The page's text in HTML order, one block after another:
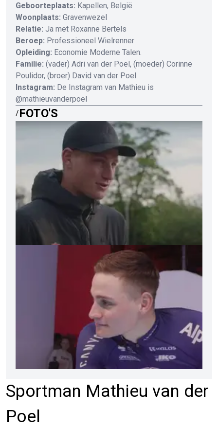
Sportman Mathieu van der
Poel
Geboorteplaats: Kapellen, België
Woonplaats: Gravenwezel
Relatie: Ja met Roxanne Bertels
Beroep: Professioneel Wielrenner
Opleiding: Economie Moderne Talen.
Familie: (vader) Adri van der Poel, (moeder) Corinne
Poulidor, (broer) David van der Poel
Instagram: De Instagram van Mathieu is
@mathieuvanderpoel
/FOTO'S